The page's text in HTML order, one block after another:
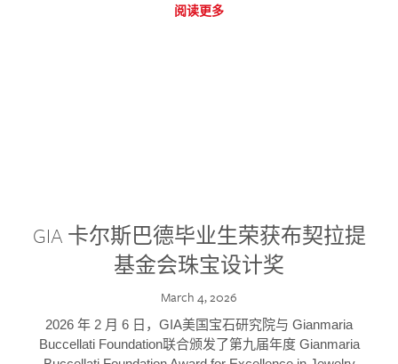
阅读更多
GIA 卡尔斯巴德毕业生荣获布契拉提
基金会珠宝设计奖
March 4, 2026
2026 年 2 月 6 日，GIA美国宝石研究院与 Gianmaria
Buccellati Foundation联合颁发了第九届年度 Gianmaria